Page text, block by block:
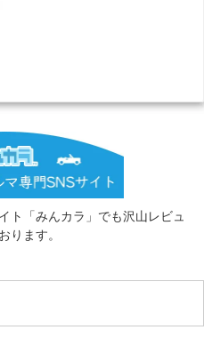
ト「みんカラ」でも沢山レビュ
ります。